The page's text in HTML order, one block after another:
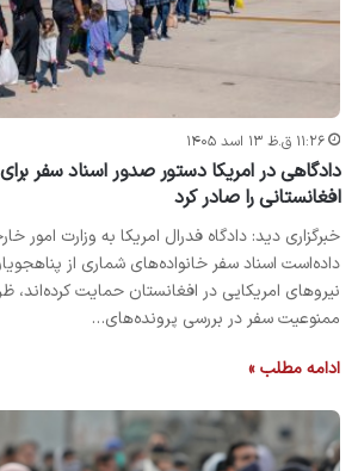
۱۱:۲۶ ق.ظ ۱۳ اسد ۱۴۰۵
دادگاهی در امریکا دستور صدور اسناد سفر
افغانستانی را صادر کرد
خبرگزاری دید: دادگاه فدرال امریکا به وزارت امور
داده‌است اسناد سفر خانواده‌های شماری از
ممنوعیت سفر در بررسی پرونده‌های…
ادامه مطلب »